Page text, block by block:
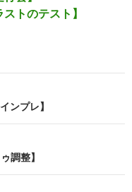
トのテスト】
ンプレ】
調整】